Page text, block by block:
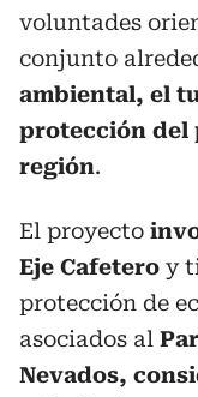
voluntades
conjunto
ambiental, el
protección del
región.
El proyecto
Eje Cafetero y
protección de
asociados al
Nevados,